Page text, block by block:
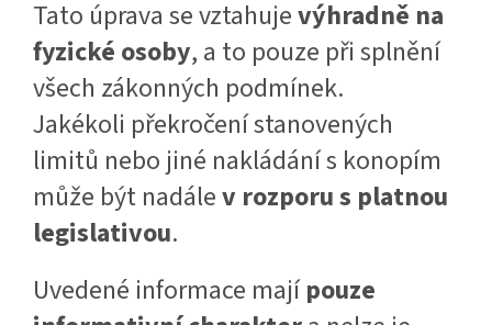
Tato úprava se vztahujevýhradně na
fyzické osoby, a to pouze při splnění
všech zákonných podmínek.
Jakékoli překročení stanovených
limitů nebo jiné nakládání s konopím
může být nadálev rozporu s platnou
legislativou.
Uvedené informace majípouze